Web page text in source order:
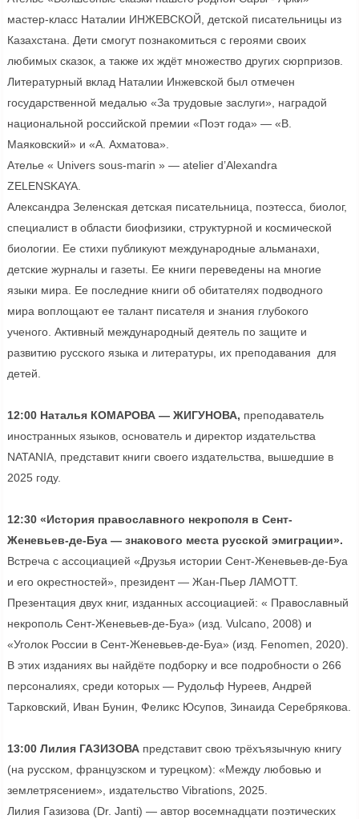
мастер-класс Наталии ИНЖЕВСКОЙ, детской писательницы из
Казахстана. Дети смогут познакомиться с героями своих
любимых сказок, а также их ждёт множество других сюрпризов.
Литературный вклад Наталии Инжевской был отмечен
государственной медалью «За трудовые заслуги», наградой
национальной российской премии «Поэт года» — «В.
Маяковский» и «А. Ахматова».
Ателье « Univers sous-marin » — atelier d’Alexandra
ZELENSKAYA.
Александра Зеленская детская писательница, поэтесса, биолог,
специалист в области биофизики, структурной и космической
биологии. Ее стихи публикуют международные альманахи,
детские журналы и газеты. Ее книги переведены на многие
языки мира. Ее последние книги об обитателях подводного
мира воплощают ее талант писателя и знания глубокого
ученого. Активный международный деятель по защите и
развитию русского языка и литературы, их преподавания для
детей.
12:00 Наталья КОМАРОВА — ЖИГУНОВА, преподаватель
иностранных языков, основатель и директор издательства
NATANIA, представит книги своего издательства, вышедшие в
2025 году.
12:30 «История православного некрополя в Сент-
Женевьев-де-Буа — знакового места русской эмиграции».
Встреча с ассоциацией «Друзья истории Сент-Женевьев-де-Буа
и его окрестностей», президент — Жан-Пьер ЛАМОТТ.
Презентация двух книг, изданных ассоциацией: « Православный
некрополь Сент-Женевьев-де-Буа» (изд. Vulcano, 2008) и
«Уголок России в Сент-Женевьев-де-Буа» (изд. Fenomen, 2020).
В этих изданиях вы найдёте подборку и все подробности о 266
персоналиях, среди которых — Рудольф Нуреев, Андрей
Тарковский, Иван Бунин, Феликс Юсупов, Зинаида Серебрякова.
13:00 Лилия ГАЗИЗОВАпредставит свою трёхъязычную книгу
(на русском, французском и турецком): «Между любовью и
землетрясением», издательство Vibrations, 2025.
Лилия Газизова (Dr. Janti) — автор восемнадцати поэтических